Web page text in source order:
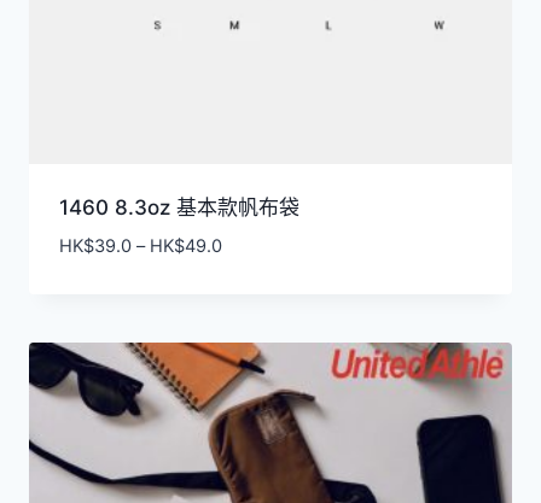
1460 8.3oz 基本款帆布袋
HK$39.0 – HK$49.0價
HK$39.0
到
HK$49.0